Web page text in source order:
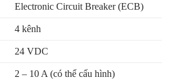
Electronic Circuit Breaker (ECB)
4 kênh
24 VDC
2 – 10 A (có thể cấu hình)